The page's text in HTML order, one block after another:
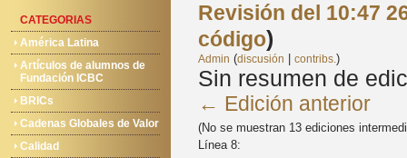
CATEGORIAS
América Latina
Artículos de alumnos de
Fundación ICBC
BRICs
Cadenas Globales de Valor
Calidad
Revisión del 10:47
código)
Admin (discusión contribs.)
Sin resumen de
← Edición anterior
(No se muestran 13 ediciones
Línea 8: